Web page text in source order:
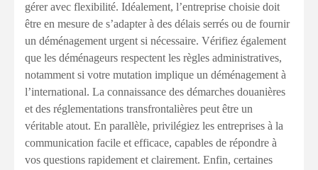
gérer avec flexibilité. Idéalement, l’entreprise choisie doit
être en mesure de s’adapter à des délais serrés ou de fournir
un déménagement urgent si nécessaire. Vérifiez également
que les déménageurs respectent les règles administratives,
notamment si votre mutation implique un déménagement à
l’international. La connaissance des démarches douanières
et des réglementations transfrontalières peut être un
véritable atout. En parallèle, privilégiez les entreprises à la
communication facile et efficace, capables de répondre à
vos questions rapidement et clairement. Enfin, certaines